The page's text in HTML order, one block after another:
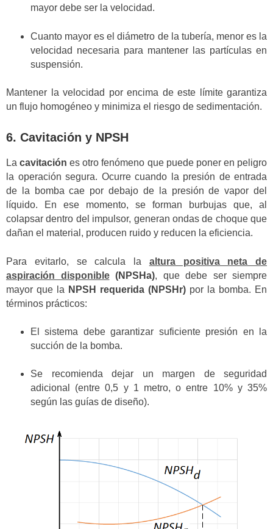
mayor debe ser la velocidad.
Cuanto mayor es el diámetro de la tubería, menor es la
velocidad necesaria para mantener las partículas en
suspensión.
Mantener la velocidad por encima de este límite garantiza
un flujo homogéneo y minimiza el riesgo de sedimentación.
6. Cavitación y NPSH
Lacavitación es otro fenómeno que puede poner en peligro
la operación segura. Ocurre cuando la presión de entrada
de la bomba cae por debajo de la presión de vapor del
líquido. En ese momento, se forman burbujas que, al
colapsar dentro del impulsor, generan ondas de choque que
dañan el material, producen ruido y reducen la eficiencia.
Para evitarlo, se calcula la altura positiva neta de
aspiración disponible(NPSHa), que debe ser siempre
mayor que la NPSH requerida (NPSHr) por la bomba. En
términos prácticos:
El sistema debe garantizar suficiente presión en la
succión de la bomba.
Se recomienda dejar un margen de seguridad
adicional (entre 0,5 y 1 metro, o entre 10% y 35%
según las guías de diseño).